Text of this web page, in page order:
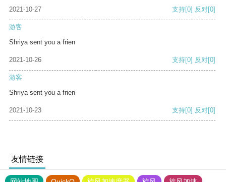
2021-10-27 支持[0] 反对[0]
游客
Shriya sent you a frien
2021-10-26 支持[0] 反对[0]
游客
Shriya sent you a frien
2021-10-23 支持[0] 反对[0]
友情链接